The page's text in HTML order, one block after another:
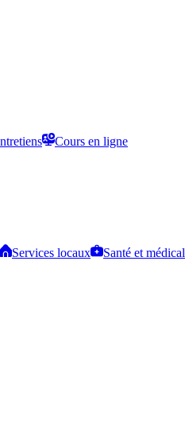
Cours en ligne
Services locaux Santé et médical